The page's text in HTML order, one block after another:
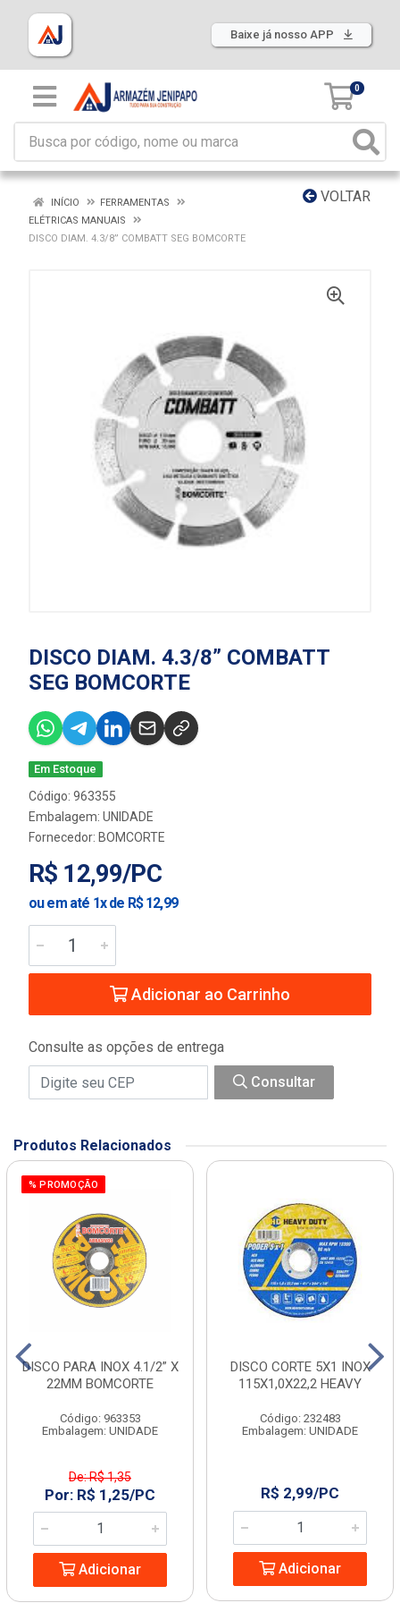
Baixe já nosso APP
0
VOLTAR
INÍCIO
FERRAMENTAS
ELÉTRICAS MANUAIS
DISCO DIAM. 4.3/8” COMBATT SEG BOMCORTE
DISCO DIAM. 4.3/8” COMBATT
SEG BOMCORTE
Em Estoque
Código: 963355
Embalagem: UNIDADE
Fornecedor: BOMCORTE
R$ 12,99/PC
ou em até 1x de R$ 12,99
Adicionar ao Carrinho
Consulte as opções de entrega
Consultar
Produtos Relacionados
% PROMOÇÃO
DISCO PARA INOX 4.1/2” X
22MM BOMCORTE
Código: 963353
Embalagem: UNIDADE
De: R$ 1,35
Por: R$ 1,25/PC
Adicionar
DISCO CORTE 5X1 INOX
115X1,0X22,2 HEAVY
Código: 232483
Embalagem: UNIDADE
R$ 2,99/PC
Adicionar